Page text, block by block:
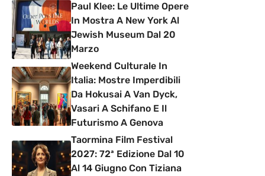
Paul Klee: Le Ultime Opere
In Mostra A New York Al
Jewish Museum Dal 20
Marzo
Weekend Culturale In
Italia: Mostre Imperdibili
Da Hokusai A Van Dyck,
Vasari A Schifano E Il
Futurismo A Genova
Taormina Film Festival
2027: 72ª Edizione Dal 10
Al 14 Giugno Con Tiziana